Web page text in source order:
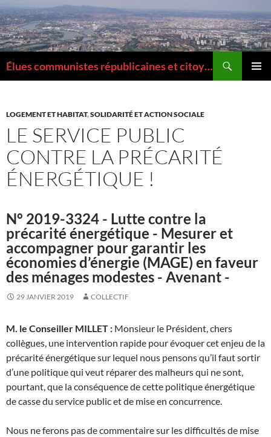
Aller
au
contenu
Élues communistes républicaines et citoyennes de la Métropole de Lyon
LOGEMENT ET HABITAT,SOLIDARITÉ ET ACTION SOCIALE
LE SERVICE PUBLIC
CONTRE LA PRÉCARITÉ
ÉNERGÉTIQUE !
N° 2019-3324 - Lutte contre la
précarité énergétique - Mesurer et
accompagner pour garantir les
économies d’énergie (MAGE) en faveur
des ménages modestes - Avenant -
29 JANVIER 2019 COLLECTIF
M. le Conseiller MILLET : Monsieur le Président, chers
collègues, une intervention rapide pour évoquer cet enjeu de la
précarité énergétique sur lequel nous pensons qu’il faut sortir
d’une politique qui veut réparer des malheurs qui ne sont,
pourtant, que la conséquence de cette politique énergétique
de casse du service public et de mise en concurrence.
Nous ne ferons pas de commentaire sur les difficultés de mise